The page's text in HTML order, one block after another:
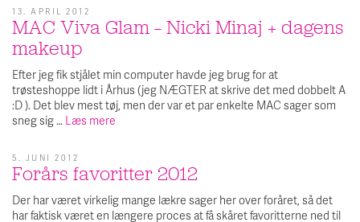
13. APRIL 2012
MAC Viva Glam – Nicki Minaj + dagens
makeup
Efter jeg fik stjålet min computer havde jeg brug for at
trøsteshoppe lidt i Århus (jeg NÆGTER at skrive det med dobbelt A
:D ). Det blev mest tøj, men der var et par enkelte MAC sager som
sneg sig … Læs mere
5. JUNI 2012
Forårs favoritter 2012
Der har været virkelig mange lækre sager her over foråret, så det
har faktisk været en længere proces at få skåret favoritterne ned til